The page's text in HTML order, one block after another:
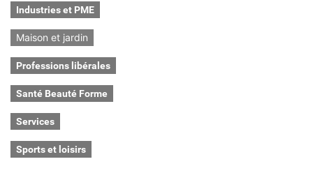
Industries et PME
Maison et jardin
Professions libérales
Santé Beauté Forme
Services
Sports et loisirs